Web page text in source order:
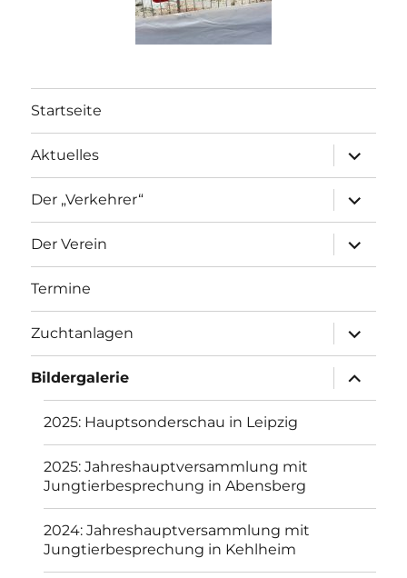
Startseite
Aktuelles
Der „Verkehrer“
Der Verein
Termine
Zuchtanlagen
Bildergalerie
2025: Hauptsonderschau in Leipzig
2025: Jahreshauptversammlung mit
Jungtierbesprechung in Abensberg
2024: Jahreshauptversammlung mit
Jungtierbesprechung in Kehlheim